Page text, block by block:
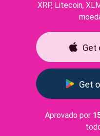
XRP, Litecoin,
Get
Get
Aprovado por